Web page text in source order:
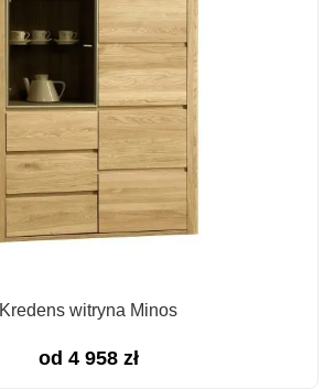
Kredens witryna Minos
od 4 958 zł